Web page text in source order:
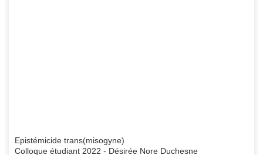
Epistémicide trans(misogyne)
Colloque étudiant 2022 - Désirée Nore Duchesne